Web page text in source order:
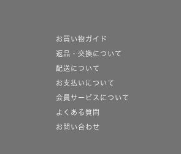
お買い物ガイド
返品・交換について
配送について
お支払いについて
会員サービスについて
よくある質問
お問い合わせ